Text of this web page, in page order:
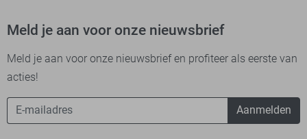
Meld je aan voor onze nieuwsbrief
Meld je aan voor onze nieuwsbrief en profiteer als eerste van
acties!
Aanmelden